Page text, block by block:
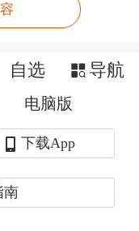
多家领先AI
支持。
自选 导航
电脑版
下载App
南